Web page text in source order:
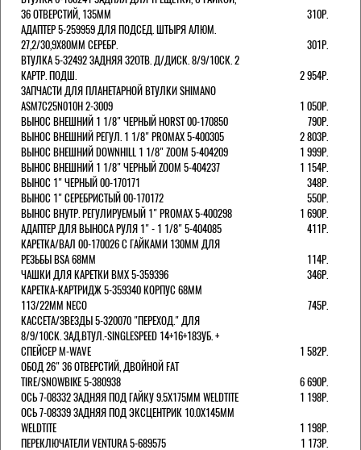
36 ОТВЕРСТИЙ, 135ММ
310Р.
АДАПТЕР 5-259959 ДЛЯ ПОДСЕД. ШТЫРЯ АЛЮМ.
27,2/30,9Х80ММ СЕРЕБР.
301Р.
ВТУЛКА 5-32492 ЗАДНЯЯ 32ОТВ. Д/ДИСК. 8/9/10СК. 2
КАРТР. ПОДШ.
2 954Р.
ЗАПЧАСТИ ДЛЯ ПЛАНЕТАРНОЙ ВТУЛКИ SHIMANO
ASM7C25N010H 2-3009
1 050Р.
ВЫНОС ВНЕШНИЙ 1 1/8" ЧЕРНЫЙ HORST 00-170850
790Р.
ВЫНОС ВНЕШНИЙ РЕГУЛ. 1 1/8" PROMAX 5-400305
2 803Р.
ВЫНОС ВНЕШНИЙ DOWNHILL 1 1/8" ZOOM 5-404209
1 999Р.
ВЫНОС ВНЕШНИЙ 1 1/8" ЧЕРНЫЙ ZOOM 5-404237
1 154Р.
ВЫНОС 1" ЧЕРНЫЙ 00-170171
348Р.
ВЫНОС 1" СЕРЕБРИСТЫЙ 00-170172
550Р.
ВЫНОС ВНУТР. РЕГУЛИРУЕМЫЙ 1" PROMAX 5-400298
1 690Р.
АДАПТЕР ДЛЯ ВЫНОСА РУЛЯ 1" - 1 1/8" 5-404085
411Р.
КАРЕТКА/ВАЛ 00-170026 С ГАЙКАМИ 130ММ ДЛЯ
РЕЗЬБЫ BSA 68ММ
114Р.
ЧАШКИ ДЛЯ КАРЕТКИ BMX 5-359396
346Р.
КАРЕТКА-КАРТРИДЖ 5-359340 КОРПУС 68ММ
113/22ММ NECO
745Р.
КАССЕТА/ЗВЕЗДЫ 5-320070 "ПЕРЕХОД." ДЛЯ
8/9/10СК. ЗАД.ВТУЛ.-SINGLESPEED 14+16+18ЗУБ. +
СПЕЙСЕР M-WAVE
1 582Р.
ОБОД 26" 36 ОТВЕРСТИЙ, ДВОЙНОЙ FAT
TIRE/SNOWBIKE 5-380938
6 690Р.
ОСЬ 7-08332 ЗАДНЯЯ ПОД ГАЙКУ 9.5Х175ММ WELDTITE
1 198Р.
ОСЬ 7-08339 ЗАДНЯЯ ПОД ЭКСЦЕНТРИК 10.0Х145ММ
WELDTITE
1 198Р.
ПЕРЕКЛЮЧАТЕЛИ VENTURA 5-689575
1 173Р.